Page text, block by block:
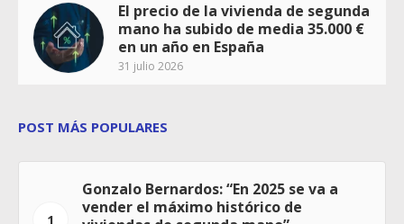
El precio de la vivienda de segunda
mano ha subido de media 35.000 €
en un año en España
31 julio 2026
POST MÁS POPULARES
1
Gonzalo Bernardos: “En 2025 se va a
vender el máximo histórico de